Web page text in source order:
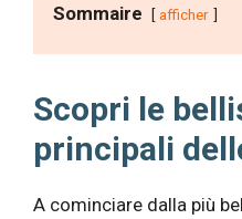
Sommaire afficher
Scopri le
principali
A cominciare dalla più